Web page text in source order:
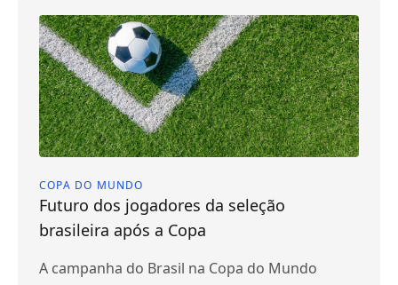
COPA DO MUNDO
Futuro dos jogadores da seleção
brasileira após a Copa
A campanha do Brasil na Copa do Mundo